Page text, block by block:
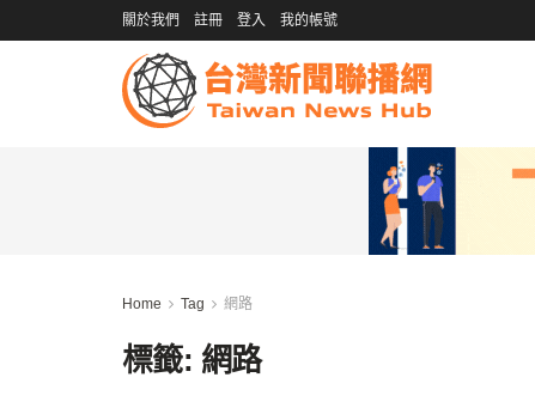
關於我們 註冊 登入 我的帳號
Home Tag 網路
標籤: 網路